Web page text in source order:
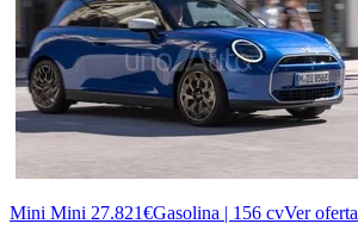
Mini Mini 27.821€Gasolina | 156 cvVer oferta